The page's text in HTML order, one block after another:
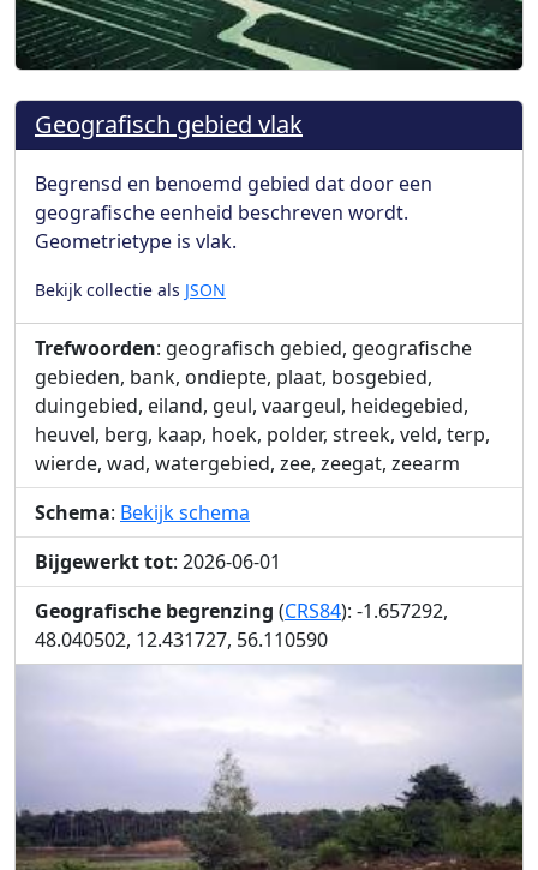
Geografisch gebied vlak
Begrensd en benoemd gebied dat door een
geografische eenheid beschreven wordt.
Geometrietype is vlak.
Bekijk collectie als JSON
Trefwoorden: geografisch gebied, geografische
gebieden, bank, ondiepte, plaat, bosgebied,
duingebied, eiland, geul, vaargeul, heidegebied,
heuvel, berg, kaap, hoek, polder, streek, veld, terp,
wierde, wad, watergebied, zee, zeegat, zeearm
Schema: Bekijk schema
Bijgewerkt tot: 2026-06-01
Geografische begrenzing (CRS84): -1.657292,
48.040502, 12.431727, 56.110590